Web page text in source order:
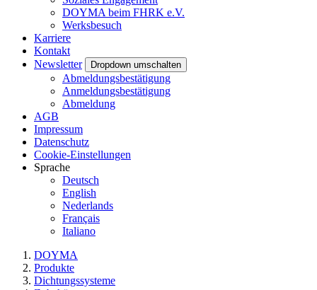
DOYMA beim FHRK e.V.
Werksbesuch
Karriere
Kontakt
Newsletter
Dropdown umschalten
Abmeldungsbestätigung
Anmeldungsbestätigung
Abmeldung
AGB
Impressum
Datenschutz
Cookie-Einstellungen
Sprache
Deutsch
English
Nederlands
Français
Italiano
DOYMA
Produkte
Dichtungssysteme